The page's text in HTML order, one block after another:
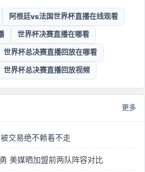
阿根廷vs法国世界杯直播在线观看
世界杯决赛直播在哪看
世界杯总决赛直播回放在哪看
世界杯总决赛直播回放视频
更多
交易绝不赖着不走
美媒晒加盟前两队阵容对比